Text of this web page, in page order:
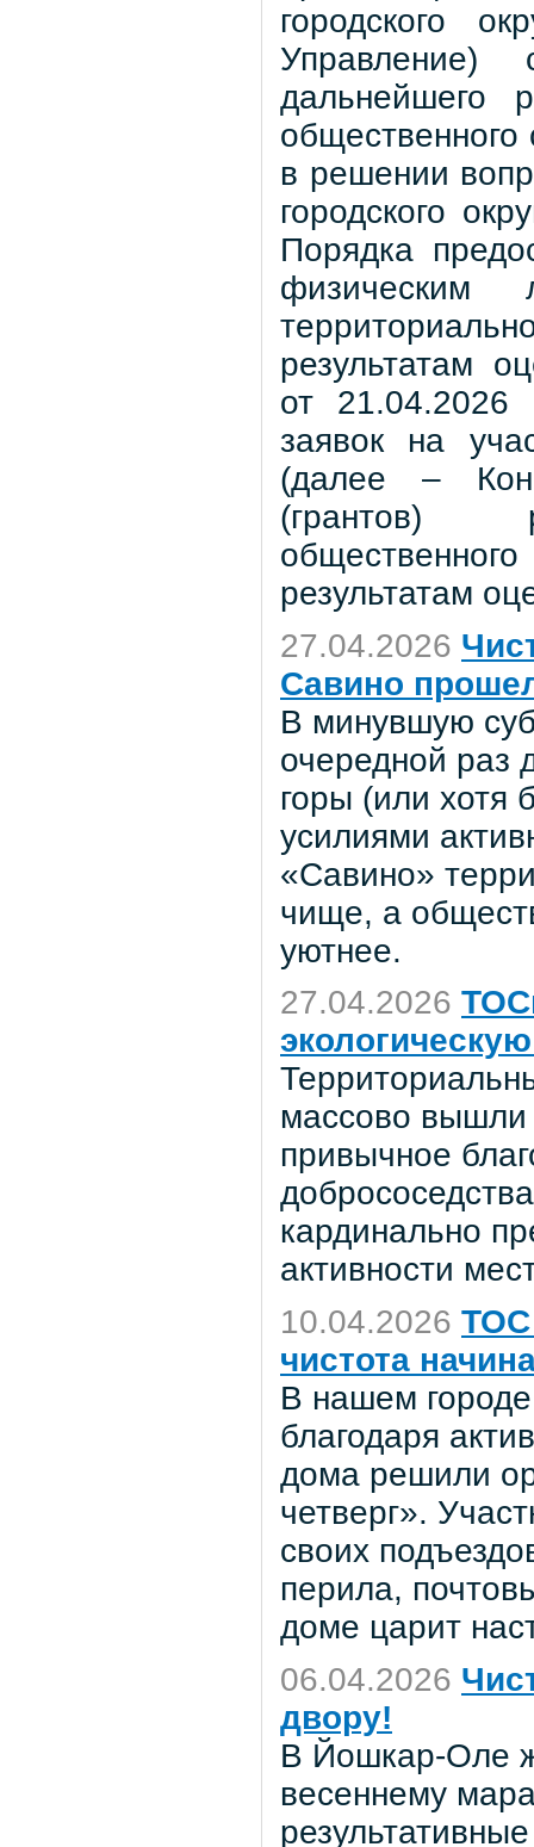
городского
дальнейшего
в решении
городского
Порядка
физическим
результатам
от
заявок на
(далее –
(грантов)
результатам
27.04.2026
Савино
В минувшую
очередной раз
горы (или хотя
усилиями
«Савино»
чище, а
уютнее.
27.04.2026
массово вышли
привычное
кардинально
активности
10.04.2026 ТОС
чистота
В нашем
благодаря
дома решили
четверг».
своих
перила,
доме царит
06.04.2026
двору!
В Йошкар-Оле
весеннему